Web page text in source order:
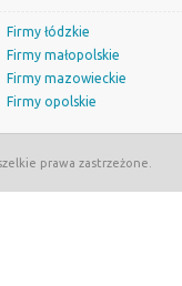
Firmy łódzkie
Firmy małopolskie
Firmy mazowieckie
Firmy opolskie
prawa zastrzeżone.